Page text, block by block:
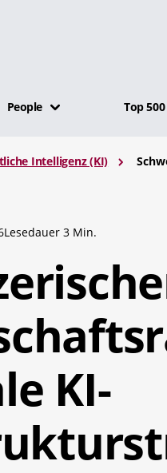
People Top 500
Intelligenz (KI)
Lesedauer 3 Min.
KI-